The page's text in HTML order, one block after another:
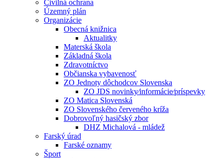
Civilná ochrana
Územný plán
Organizácie
Obecná knižnica
Aktualitky
Materská škola
Základná škola
Zdravotníctvo
Občianska vybavenosť
ZO Jednoty dôchodcov Slovenska
ZO JDS novinky⁄informácie⁄príspevky
ZO Matica Slovenská
ZO Slovenského červeného kríža
Dobrovoľný hasičský zbor
DHZ Michalová - mládež
Farský úrad
Farské oznamy
Šport